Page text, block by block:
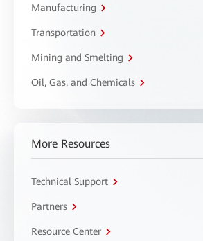
Manufacturing
Transportation
Mining and Smelting
Oil, Gas, and Chemicals
More Resources
Technical Support
Partners
Resource Center